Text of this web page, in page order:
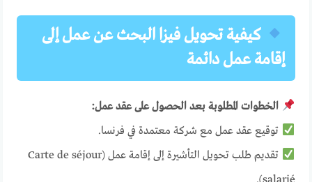
كيفية تحويل فيزا البحث عن عمل إلى
إقامة عمل دائمة
الخطوات المطلوبة بعد الحصول على عقد عمل:
توقيع عقد عمل مع شركة معتمدة في فرنسا.
تقديم طلب تحويل التأشيرة إلى إقامة عمل (Carte de séjour